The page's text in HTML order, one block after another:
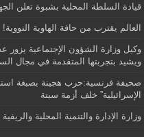
قيادة السلطة المحلية بشبوة تعلن
العالم يقترب من حافة الهاوية النووية!
وكيل وزارة الشؤون الإجتماعية
ويشيد بتجربتها المتقدمة في مجال
صحيفة فرنسية:حرب هجينة بصبغة
الإسرائيلية” خلف أزمة سبتة
وزارة الإدارة والتنمية المحلية